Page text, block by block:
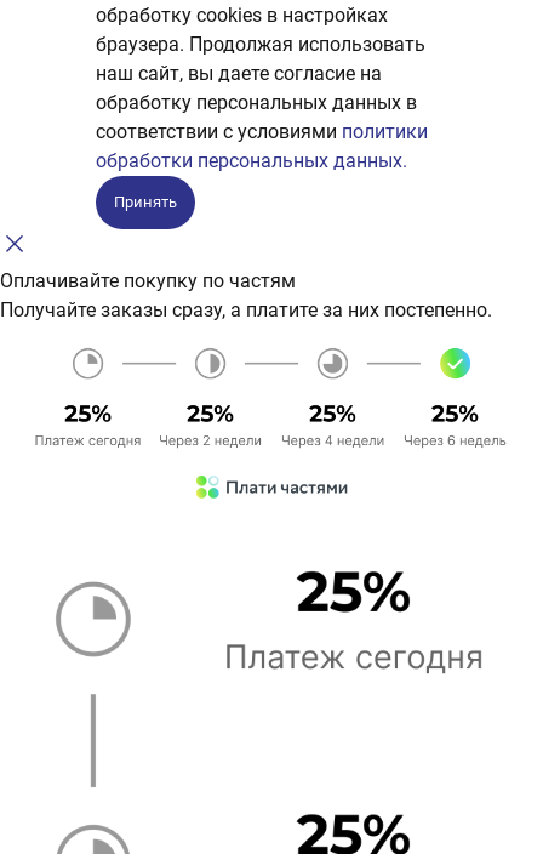
обработку сookies в настройках
браузера. Продолжая использовать
наш сайт, вы даете согласие на
обработку персональных данных в
соответствии с условиями политики
обработки персональных данных.
Принять
Оплачивайте покупку по частям
Получайте заказы сразу, а платите за них постепенно.